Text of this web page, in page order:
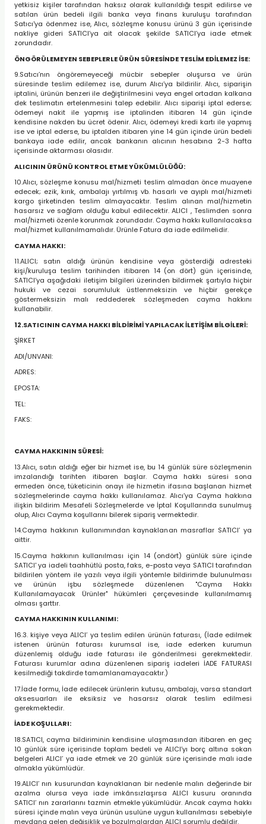
yetkisiz kişiler tarafından haksız olarak kullanıldığı tespit edilirse ve
satılan ürün bedeli ilgili banka veya finans kuruluşu tarafından
Satıcı'ya ödenmez ise, Alıcı, sözleşme konusu ürünü 3 gün içerisinde
nakliye gideri SATICI’ya ait olacak şekilde SATICI’ya iade etmek
zorundadır.
ÖNGÖRÜLEMEYEN SEBEPLERLE ÜRÜN SÜRESİNDE TESLİM EDİLEMEZ İSE:
9.Satıcı’nın öngöremeyeceği mücbir sebepler oluşursa ve ürün
süresinde teslim edilemez ise, durum Alıcı’ya bildirilir. Alıcı, siparişin
iptalini, ürünün benzeri ile değiştirilmesini veya engel ortadan kalkana
dek teslimatın ertelenmesini talep edebilir. Alıcı siparişi iptal ederse;
ödemeyi nakit ile yapmış ise iptalinden itibaren 14 gün içinde
kendisine nakden bu ücret ödenir. Alıcı, ödemeyi kredi kartı ile yapmış
ise ve iptal ederse, bu iptalden itibaren yine 14 gün içinde ürün bedeli
bankaya iade edilir, ancak bankanın alıcının hesabına 2-3 hafta
içerisinde aktarması olasıdır.
ALICININ ÜRÜNÜ KONTROL ETME YÜKÜMLÜLÜĞÜ:
10.Alıcı, sözleşme konusu mal/hizmeti teslim almadan önce muayene
edecek; ezik, kırık, ambalajı yırtılmış vb. hasarlı ve ayıplı mal/hizmeti
kargo şirketinden teslim almayacaktır. Teslim alınan mal/hizmetin
hasarsız ve sağlam olduğu kabul edilecektir. ALICI , Teslimden sonra
mal/hizmeti özenle korunmak zorundadır. Cayma hakkı kullanılacaksa
mal/hizmet kullanılmamalıdır. Ürünle Fatura da iade edilmelidir.
CAYMA HAKKI:
11.ALICI; satın aldığı ürünün kendisine veya gösterdiği adresteki
kişi/kuruluşa teslim tarihinden itibaren 14 (on dört) gün içerisinde,
SATICI’ya aşağıdaki iletişim bilgileri üzerinden bildirmek şartıyla hiçbir
hukuki ve cezai sorumluluk üstlenmeksizin ve hiçbir gerekçe
göstermeksizin malı reddederek sözleşmeden cayma hakkını
kullanabilir.
12.SATICININ CAYMA HAKKI BİLDİRİMİ YAPILACAK İLETİŞİM BİLGİLERİ:
ŞİRKET
ADI/UNVANI:
ADRES:
EPOSTA:
TEL:
FAKS:
CAYMA HAKKININ SÜRESİ:
13.Alıcı, satın aldığı eğer bir hizmet ise, bu 14 günlük süre sözleşmenin
imzalandığı tarihten itibaren başlar. Cayma hakkı süresi sona
ermeden önce, tüketicinin onayı ile hizmetin ifasına başlanan hizmet
sözleşmelerinde cayma hakkı kullanılamaz. Alıcı’ya Cayma hakkına
ilişkin bildirim Mesafeli Sözleşmelerde ve İptal Koşullarında sunulmuş
olup, Alıcı Cayma koşullarını bilerek sipariş vermektedir.
14.Cayma hakkının kullanımından kaynaklanan masraflar SATICI’ ya
aittir.
15.Cayma hakkının kullanılması için 14 (ondört) günlük süre içinde
SATICI' ya iadeli taahhütlü posta, faks, e-posta veya SATICI tarafından
bildirilen yöntem ile yazılı veya ilgili yöntemle bildirimde bulunulması
ve ürünün işbu sözleşmede düzenlenen "Cayma Hakkı
Kullanılamayacak Ürünler" hükümleri çerçevesinde kullanılmamış
olması şarttır.
CAYMA HAKKININ KULLANIMI:
16.3. kişiye veya ALICI’ ya teslim edilen ürünün faturası, (İade edilmek
istenen ürünün faturası kurumsal ise, iade ederken kurumun
düzenlemiş olduğu iade faturası ile gönderilmesi gerekmektedir.
Faturası kurumlar adına düzenlenen sipariş iadeleri İADE FATURASI
kesilmediği takdirde tamamlanamayacaktır.)
17.İade formu, İade edilecek ürünlerin kutusu, ambalajı, varsa standart
aksesuarları ile eksiksiz ve hasarsız olarak teslim edilmesi
gerekmektedir.
İADE KOŞULLARI:
18.SATICI, cayma bildiriminin kendisine ulaşmasından itibaren en geç
10 günlük süre içerisinde toplam bedeli ve ALICI’yı borç altına sokan
belgeleri ALICI’ ya iade etmek ve 20 günlük süre içerisinde malı iade
almakla yükümlüdür.
19.ALICI’ nın kusurundan kaynaklanan bir nedenle malın değerinde bir
azalma olursa veya iade imkânsızlaşırsa ALICI kusuru oranında
SATICI’ nın zararlarını tazmin etmekle yükümlüdür. Ancak cayma hakkı
süresi içinde malın veya ürünün usulüne uygun kullanılması sebebiyle
meydana gelen değişiklik ve bozulmalardan ALICI sorumlu değildir.